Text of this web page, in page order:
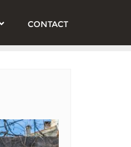
CONTACT